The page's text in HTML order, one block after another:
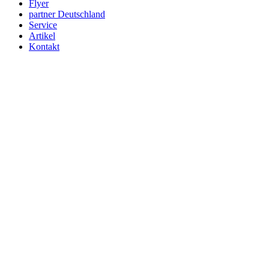
Flyer
partner Deutschland
Service
Artikel
Kontakt